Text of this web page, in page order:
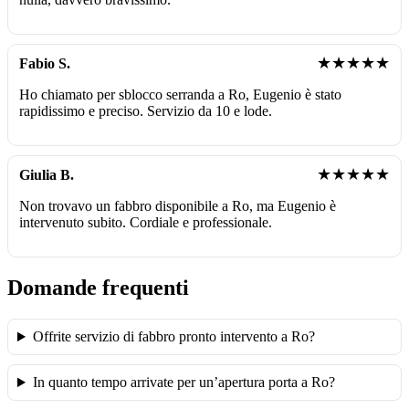
Fabio S. ★★★★★
Ho chiamato per sblocco serranda a Ro, Eugenio è stato
rapidissimo e preciso. Servizio da 10 e lode.
Giulia B. ★★★★★
Non trovavo un fabbro disponibile a Ro, ma Eugenio è
intervenuto subito. Cordiale e professionale.
Domande frequenti
Offrite servizio di fabbro pronto intervento a Ro?
In quanto tempo arrivate per un’apertura porta a Ro?